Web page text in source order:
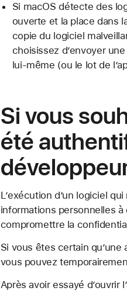
Si macOS détecte des
ouverte et la place dans
copie du logiciel
choisissez d’envoyer
lui-même (ou le lot de
Si vous
été
L’exécution d’un logiciel
informations personnelles
compromettre la
Si vous êtes certain
vous pouvez
Après avoir essayé d’ouvrir